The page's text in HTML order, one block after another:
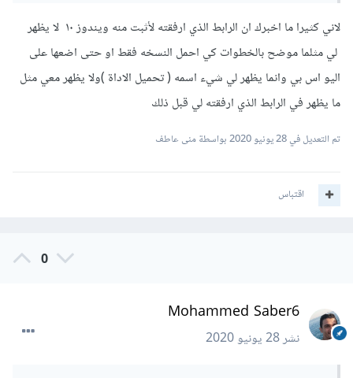
تحميل النسخة وتنصيبها من على فلاش وتثبيتها ومن ثم
تحدثيها تلقائيا بعد التثبيت وبعد تثبيت برامج النسخة تقومي
بتحديثهم وهذه أفضل طريقة من خلال خبرتي الشخصية.
لاني كثيرا ما اخبرك ان الرابط الذي ارفقته لأثبت منه ويندوز ١٠ لا يظهر
لي مثلما موضح بالخطوات كي احمل النسخه فقط او حتى اضعها على
اليو اس بي وانما يظهر لي شيء اسمه ( تحميل الاداة )ولا يظهر معي مثل
ما يظهر في الرابط الذي ارفقته لي قبل ذلك
تم التعديل في28 يونيو 2020 بواسطة منى عاطف
اقتباس
0
Mohammed Saber6
نشر28 يونيو 2020